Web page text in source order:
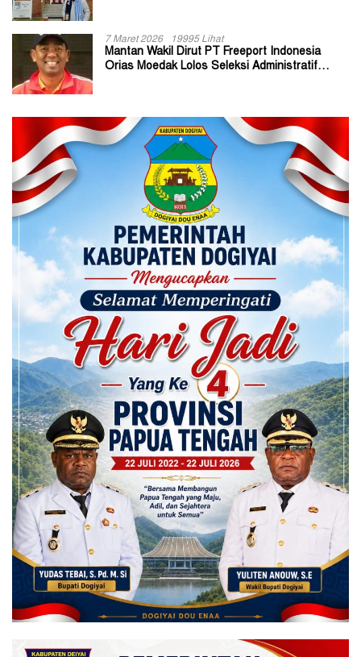
7 Maret 2026 19995 Lihat
Mantan Wakil Dirut PT Freeport Indonesia
Orias Moedak Lolos Seleksi Administratif